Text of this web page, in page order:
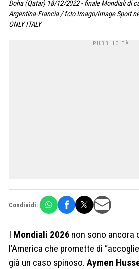
Doha (Qatar) 18/12/2022 - finale Mondiali di
Argentina-Francia / foto Imago/Image Sport
ONLY ITALY
Condividi:
I Mondiali 2026 non sono ancora
l’America che promette di
già un caso spinoso. Aymen